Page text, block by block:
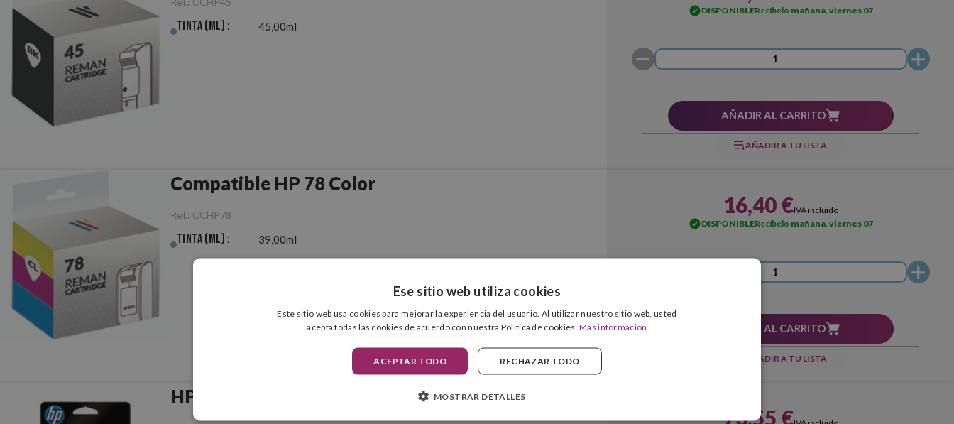
Tinta (ml) : 45,00ml
DISPONIBLERecíbelo mañana, viernes 07
AÑADIR AL CARRITO
AÑADIR A TU LISTA
Compatible HP 78 Color
Ref.: CCHP78
Tinta (ml) : 39,00ml
16,40 €IVA incluido
DISPONIBLERecíbelo mañana, viernes 07
AÑADIR AL CARRITO
AÑADIR A TU LISTA
HP 45 (42ml) Negro Original
73,55 €
Ese sitio web utiliza cookies
Este sitio web usa cookies para mejorar la experiencia del usuario. Al utilizar nuestro sitio web, usted
acepta todas las cookies de acuerdo con nuestra Política de cookies.Más información
ACEPTAR TODO RECHAZAR TODO
MOSTRAR DETALLES